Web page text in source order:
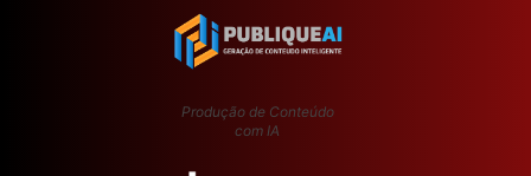
Produção de Conteúdo
com IA